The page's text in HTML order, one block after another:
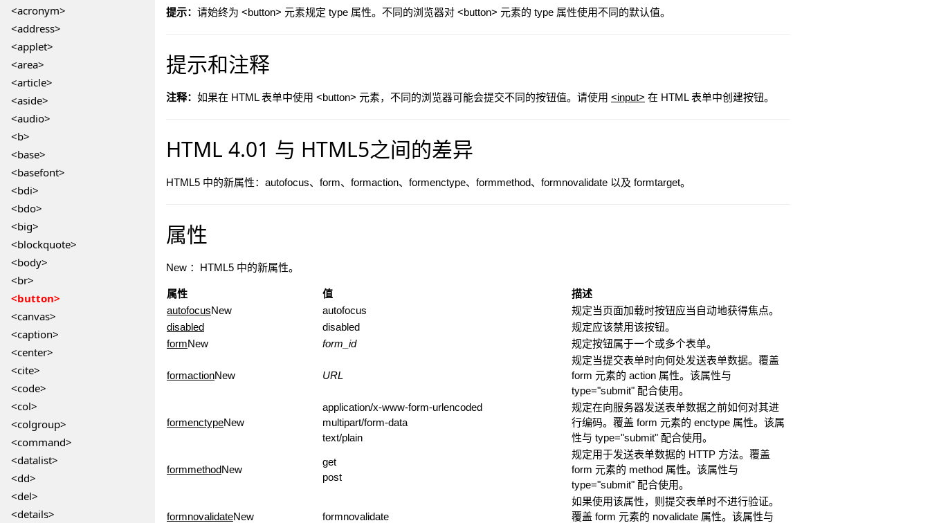
<acronym>
<address>
<applet>
<area>
<article>
<aside>
<audio>
<b>
<base>
<basefont>
<bdi>
<bdo>
<big>
<blockquote>
<body>
<br>
<button>
<canvas>
<caption>
<center>
<cite>
<code>
<col>
<colgroup>
<command>
<datalist>
<dd>
<del>
<details>
提示： 请始终为 <button> 元素规定 type 属性。不同的浏览器对 <button> 元素的 type 属性使用不同的默认值。
提示和注释
注释： 如果在 HTML 表单中使用 <button> 元素，不同的浏览器可能会提交不同的按钮值。请使用 <input> 在 HTML 表单中创建按钮。
HTML 4.01 与 HTML5之间的差异
HTML5 中的新属性：autofocus、form、formaction、formenctype、formmethod、formnovalidate 以及 formtarget。
属性
New：HTML5 中的新属性。
属性 值
描述
autofocusNew autofocus
规定当页面加载时按钮应当自动地获得焦点。
disabled
disabled
规定应该禁用该按钮。
formNew form_id 规定按钮属于一个或多个表单。
formactionNew URL
规定当提交表单时向何处发送表单数据。覆盖
form 元素的 action 属性。该属性与
type="submit" 配合使用。
formenctypeNew
application/x-www-form-urlencoded
multipart/form-data
text/plain
规定在向服务器发送表单数据之前如何对其进
行编码。覆盖 form 元素的 enctype 属性。该属
性与 type="submit" 配合使用。
formmethodNew
get
post
规定用于发送表单数据的 HTTP 方法。覆盖
form 元素的 method 属性。该属性与
type="submit" 配合使用。
formnovalidateNew formnovalidate
如果使用该属性，则提交表单时不进行验证。
覆盖 form 元素的 novalidate 属性。该属性与